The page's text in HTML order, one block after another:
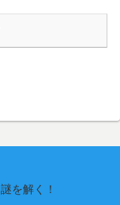
謎を解く！